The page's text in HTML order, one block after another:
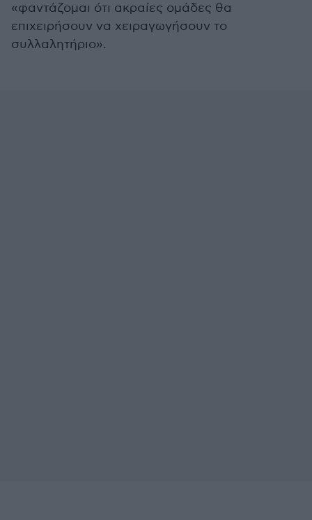
«φαντάζομαι ότι ακραίες ομάδες θα
επιχειρήσουν να χειραγωγήσουν το
συλλαλητήριο».